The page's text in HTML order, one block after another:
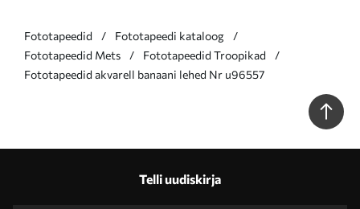
Fototapeedid
Fototapeedi kataloog
Fototapeedid Mets
Fototapeedid Troopikad
Fototapeedid akvarell banaani lehed Nr u96557
Telli uudiskirja